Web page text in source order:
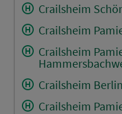
Crailsheim
Crailsheim
Crailsheim
Crailsheim
Crailsheim